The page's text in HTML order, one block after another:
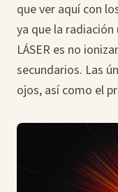
que ver aquí con
ya que la
LÁSER es no
secundarios. Las
ojos, así como el